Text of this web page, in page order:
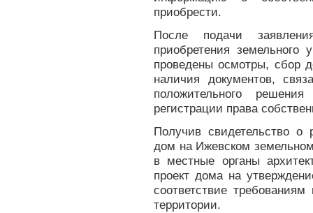
приобрести.
После подачи
приобретения
проведены осмотры, сбор
наличия документов,
положительного
регистрации права
Получив свидетельство о
дом на Ижевском
в местные органы
проект дома на
соответствие
территории.